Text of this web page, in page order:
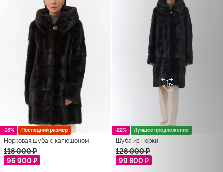
-18% Последний размер
Норковая шуба с капюшоном
118 000 ₽
96 900 ₽
-22% Лучшее предложение
Шуба из норки
128 000 ₽
99 800 ₽